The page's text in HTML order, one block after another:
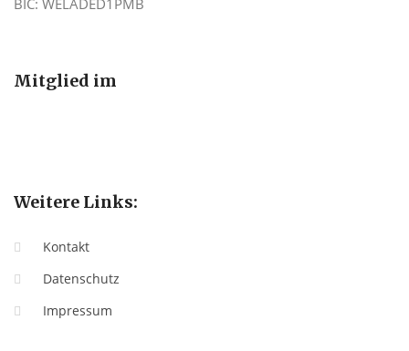
BIC: WELADED1PMB
Mitglied im
Weitere Links:
Kontakt
Datenschutz
Impressum